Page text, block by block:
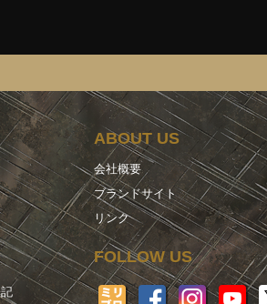
ABOUT US
会社概要
ブランドサイト
リンク
FOLLOW US